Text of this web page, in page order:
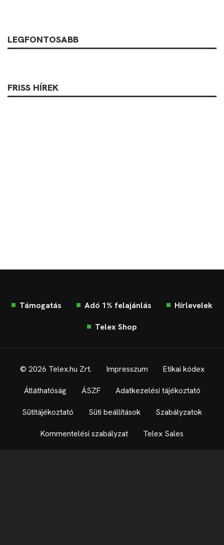
LEGFONTOSABB
FRISS HÍREK
Támogatás Adó 1% felajánlás Hírlevelek
Telex Shop
© 2026 Telex.hu Zrt. Impresszum Etikai kódex
Átláthatóság ÁSZF Adatkezelési tájékoztató
Sütitájékoztató Süti beállítások Szabályzatok
Kommentelési szabályzat Telex Sales